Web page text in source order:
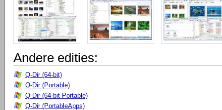
Andere edities:
Q-Dir (64-bit)
Q-Dir (Portable)
Q-Dir (64-bit Portable)
Q-Dir (PortableApps)